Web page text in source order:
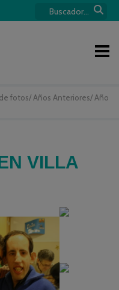
fotos/ Años Anteriores/ Año
VILLA